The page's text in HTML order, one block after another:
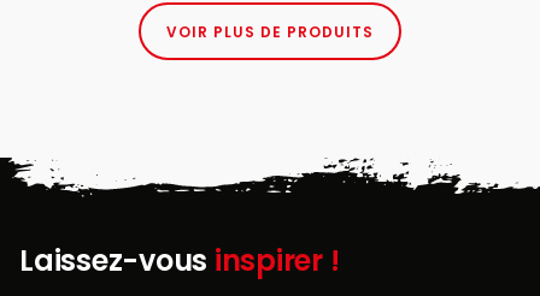
VOIR PLUS DE PRODUITS
Laissez-vous inspirer !